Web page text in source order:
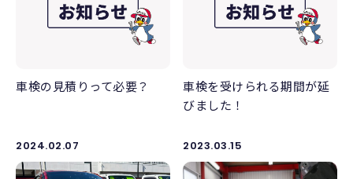
車検の見積りって必要？
車検を受けられる期間が延
びました！
2024.02.07 2023.03.15